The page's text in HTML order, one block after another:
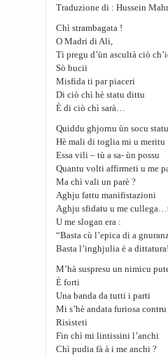
Traduzione di : Hussein
Chì strambagata !
O Madri di Ali,
Ti pregu d’ùn ascultà ciò
Sò bucii
Misfida ti par piaceri
Di ciò chì hè statu dittu
È di ciò chì sarà…
Quiddu ghjornu ùn socu
Hè mali di toglia mi u meritu
Essa vili – tù a sa- ùn possu
Quantu volti affirmeti u me
Ma chì vali un parè ?
Aghju fattu manifistazioni
Aghju sfidatu u me
U me slogan era :
“Basta cù l’epica di a
Basta l’inghjulia è a
M’hà suspresu un nimicu
È forti
Una banda da tutti i parti
Mi s’hè andata furiosa contru
Risisteti
Fin chì mi lintissini l’anchi
Chì pudia fà à i me anchi ?